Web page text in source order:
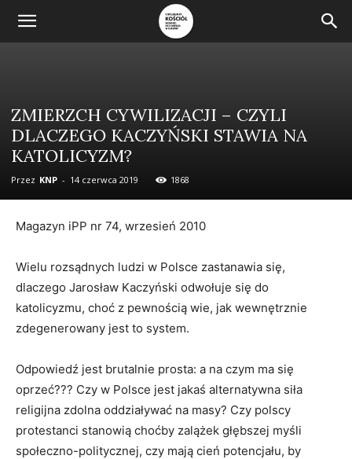
ZMIERZCH CYWILIZACJI – CZYLI
DLACZEGO KACZYŃSKI STAWIA NA
KATOLICYZM?
Przez KNP - 14 czerwca 2019 1868
Magazyn iPP nr 74, wrzesień 2010
Wielu rozsądnych ludzi w Polsce zastanawia się,
dlaczego Jarosław Kaczyński odwołuje się do
katolicyzmu, choć z pewnością wie, jak wewnętrznie
zdegenerowany jest to system.
Odpowiedź jest brutalnie prosta: a na czym ma się
oprzeć??? Czy w Polsce jest jakaś alternatywna siła
religijna zdolna oddziaływać na masy? Czy polscy
protestanci stanowią choćby zalążek głębszej myśli
społeczno-politycznej, czy mają cień potencjału, by